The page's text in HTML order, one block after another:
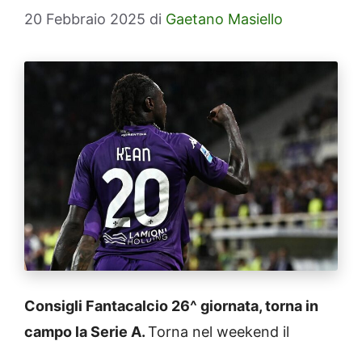
20 Febbraio 2025 di Gaetano Masiello
Consigli Fantacalcio 26^ giornata, torna in
campo la Serie A.Torna nel weekend il